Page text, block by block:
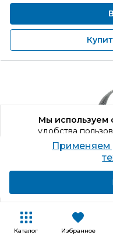
Каталог Избранное
Мы используем
удобства
Продолжая
согласие на
Код товара: 1234595
Применяем